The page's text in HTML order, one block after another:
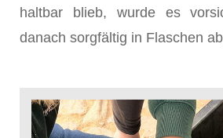
haltbar blieb, wurde es
danach sorgfältig in Flaschen